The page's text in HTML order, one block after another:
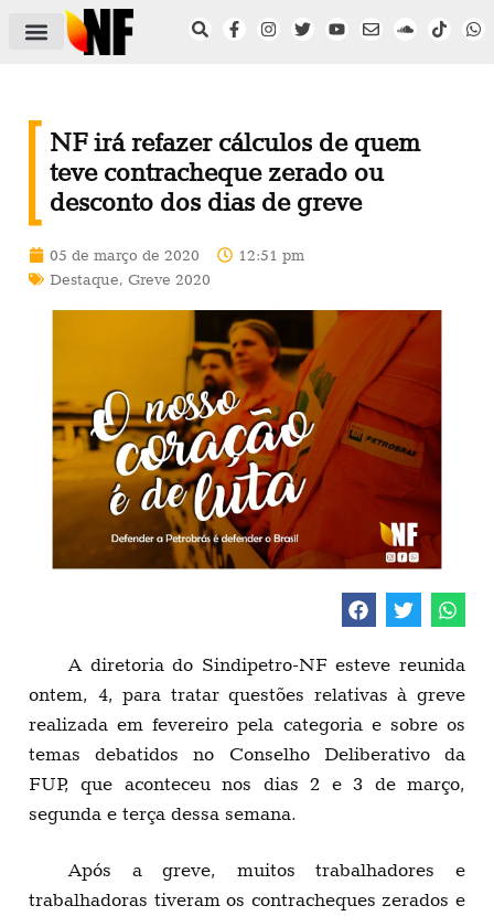
NF irá refazer cálculos de quem
teve contracheque zerado ou
desconto dos dias de greve
05 de março de 2020
12:51 pm
Destaque, Greve 2020
A diretoria do Sindipetro-NF esteve reunida
ontem, 4, para tratar questões relativas à greve
realizada em fevereiro pela categoria e sobre os
temas debatidos no Conselho Deliberativo da
FUP, que aconteceu nos dias 2 e 3 de março,
segunda e terça dessa semana.
Após a greve, muitos trabalhadores e
trabalhadoras tiveram os contracheques zerados e